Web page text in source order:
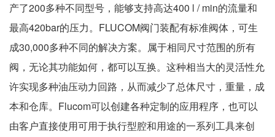
产了200多种不同型号，能够支持高达400 l / min的流量和
最高420bar的压力。FLUCOM阀门装配有标准阀体，可生
成30,000多种不同的解决方案。属于相同尺寸范围的所有
阀，无论其功能如何，都可以互换。这种相当大的灵活性允
许实现多种油压动力回路，从而减少了总体尺寸，重量，成
本和仓库。Flucom可以创建各种定制的应用程序，也可以
由客户直接使用可用于执行型腔和用途的一系列工具来创